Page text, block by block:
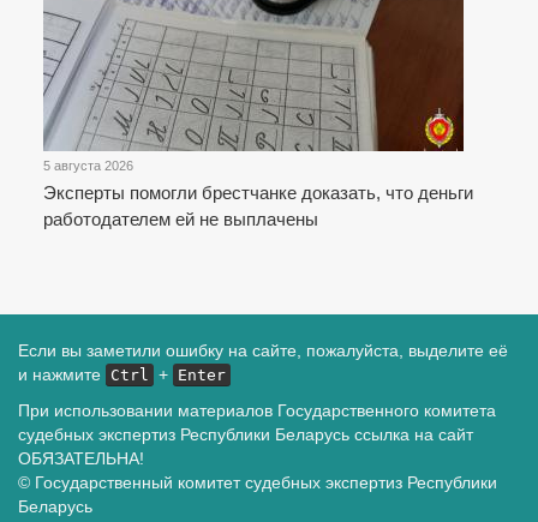
5 августа 2026
Эксперты помогли брестчанке доказать, что деньги
работодателем ей не выплачены
Если вы заметили ошибку на сайте, пожалуйста, выделите её
и нажмите Ctrl + Enter
При использовании материалов Государственного комитета
судебных экспертиз Республики Беларусь ссылка на сайт
ОБЯЗАТЕЛЬНА!
© Государственный комитет судебных экспертиз Республики
Беларусь